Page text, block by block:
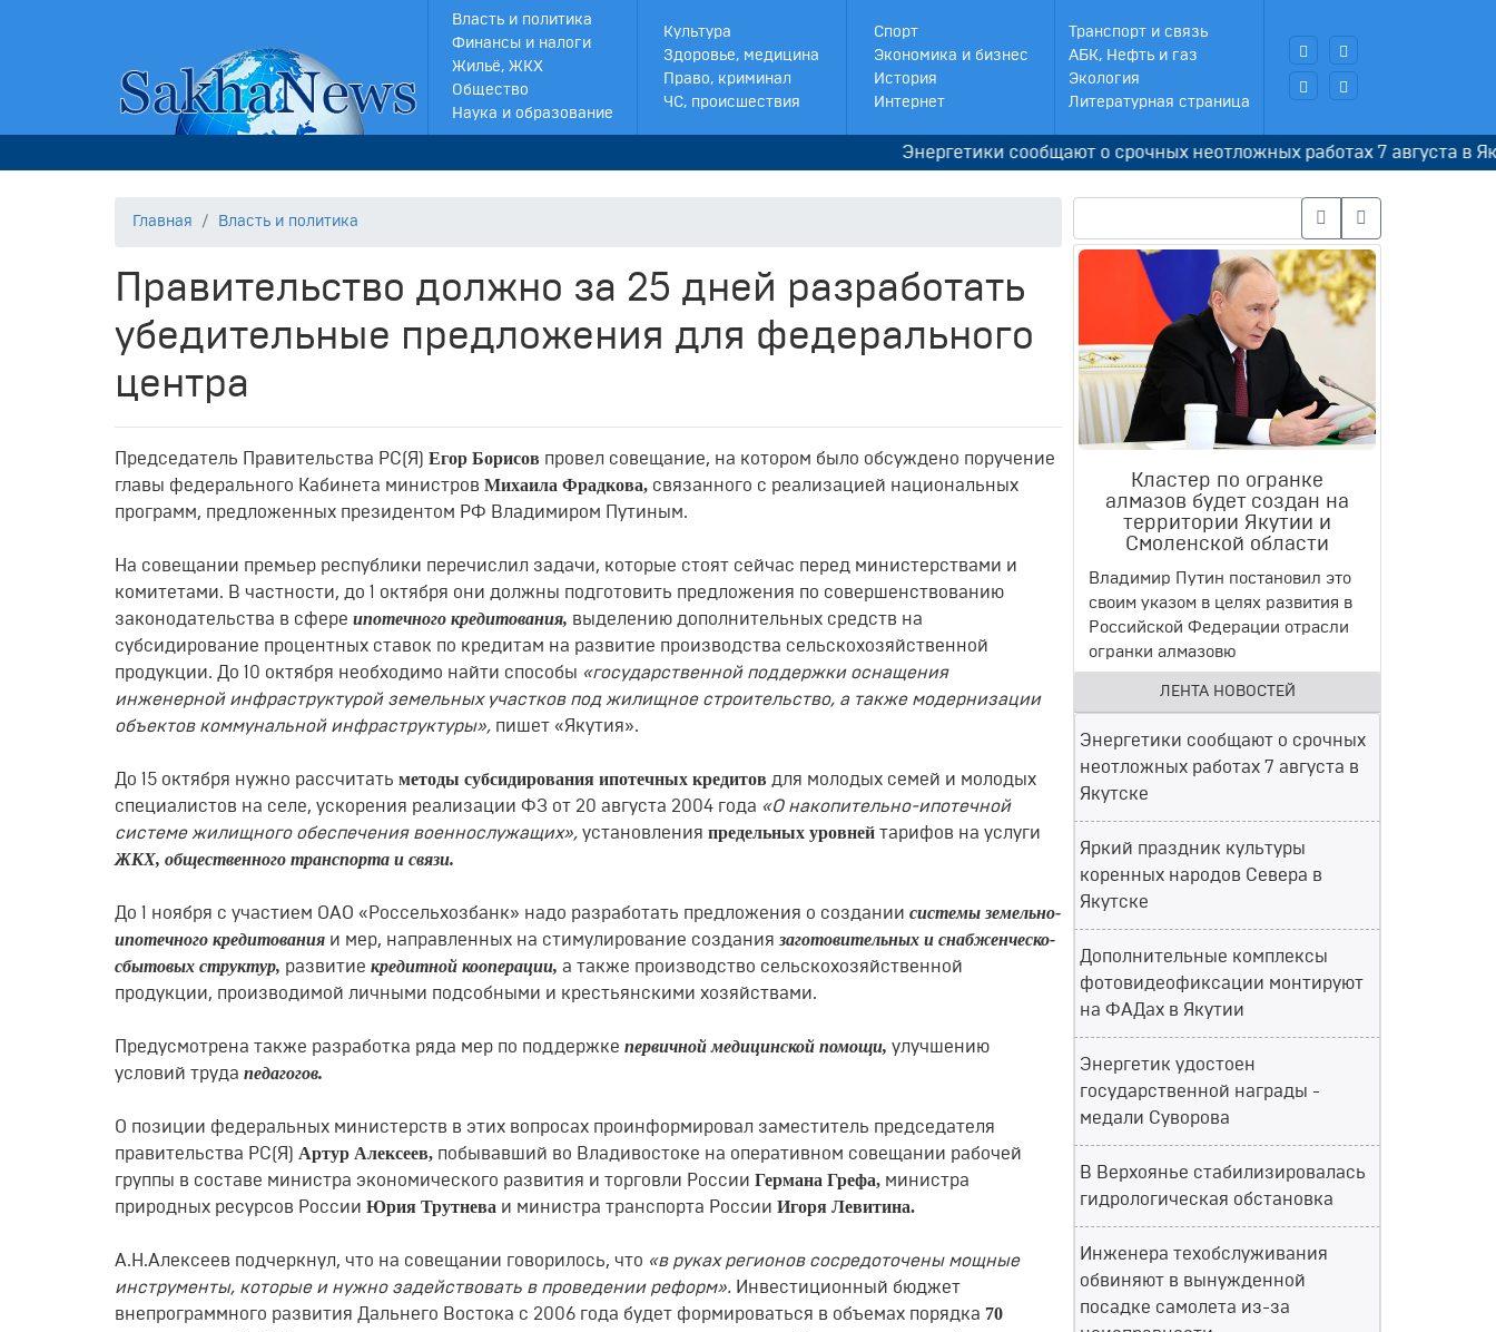
Власть и политика
Финансы и налоги
Жильё, ЖКХ
Общество
Наука и образование
Культура
Здоровье, медицина
Право, криминал
ЧС, происшествия
Спорт
Экономика и бизнес
История
Интернет
Транспорт и связь
АБК, Нефть и газ
Экология
Литературная страница
Энергетики сообщают о срочных неотложных работах 7 августа в Якутске
Главная Власть и политика
Правительство должно за 25 дней разработать
убедительные предложения для федерального
центра
Председатель Правительства РС(Я) Егор Борисов провел совещание, на котором было обсуждено поручение
главы федерального Кабинета министров Михаила Фрадкова, связанного с реализацией национальных
программ, предложенных президентом РФ Владимиром Путиным.
На совещании премьер республики перечислил задачи, которые стоят сейчас перед министерствами и
комитетами. В частности, до 1 октября они должны подготовить предложения по совершенствованию
законодательства в сфере ипотечного кредитования, выделению дополнительных средств на
субсидирование процентных ставок по кредитам на развитие производства сельскохозяйственной
продукции. До 10 октября необходимо найти способы «государственной поддержки оснащения
инженерной инфраструктурой земельных участков под жилищное строительство, а также модернизации
объектов коммунальной инфраструктуры», пишет «Якутия».
До 15 октября нужно рассчитать методы субсидирования ипотечных кредитов для молодых семей и молодых
специалистов на селе, ускорения реализации ФЗ от 20 августа 2004 года «О накопительно-ипотечной
системе жилищного обеспечения военнослужащих», установления предельных уровней тарифов на услуги
ЖКХ, общественного транспорта и связи.
До 1 ноября с участием ОАО «Россельхозбанк» надо разработать предложения о создании системы земельно-
ипотечного кредитования и мер, направленных на стимулирование создания заготовительных и снабженческо-
сбытовых структур, развитие кредитной кооперации, а также производство сельскохозяйственной
продукции, производимой личными подсобными и крестьянскими хозяйствами.
Предусмотрена также разработка ряда мер по поддержке первичной медицинской помощи, улучшению
условий труда педагогов.
О позиции федеральных министерств в этих вопросах проинформировал заместитель председателя
правительства РС(Я) Артур Алексеев, побывавший во Владивостоке на оперативном совещании рабочей
группы в составе министра экономического развития и торговли России Германа Грефа, министра
природных ресурсов России Юрия Трутнева и министра транспорта России Игоря Левитина.
А.Н.Алексеев подчеркнул, что на совещании говорилось, что «в руках регионов сосредоточены мощные
инструменты, которые и нужно задействовать в проведении реформ». Инвестиционный бюджет
внепрограммного развития Дальнего Востока с 2006 года будет формироваться в объемах порядка 70
Кластер по огранке
алмазов будет создан на
территории Якутии и
Смоленской области
Владимир Путин постановил это
своим указом в целях развития в
Российской Федерации отрасли
огранки алмазовю
ЛЕНТА НОВОСТЕЙ
Энергетики сообщают о срочных
неотложных работах 7 августа в
Якутске
Яркий праздник культуры
коренных народов Севера в
Якутске
Дополнительные комплексы
фотовидеофиксации монтируют
на ФАДах в Якутии
Энергетик удостоен
государственной награды -
медали Суворова
В Верхоянье стабилизировалась
гидрологическая обстановка
Инженера техобслуживания
обвиняют в вынужденной
посадке самолета из-за